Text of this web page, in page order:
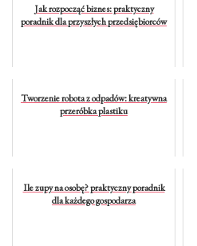
Jak rozpocząć biznes: praktyczny
poradnik dla przyszłych przedsiębiorców
Tworzenie robota z odpadów: kreatywna
przeróbka plastiku
Ile zupy na osobę? praktyczny poradnik
dla każdego gospodarza